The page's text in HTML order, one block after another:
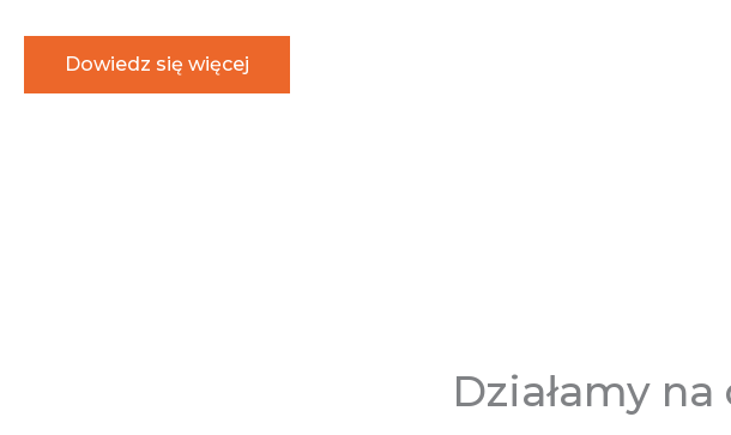
Dowiedz się więcej
Działamy na